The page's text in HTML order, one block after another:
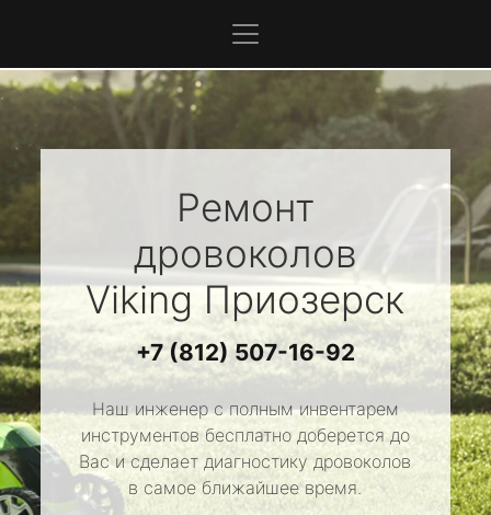
Ремонт
дровоколов
VikingПриозерск
+7 (812) 507-16-92
Наш инженер с полным инвентарем
инструментов бесплатно доберется до
Вас и сделает диагностику дровоколов
в самое ближайшее время.